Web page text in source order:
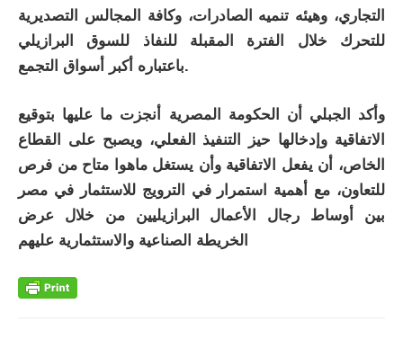
التجاري، وهيئه تنميه الصادرات، وكافة المجالس التصديرية
للتحرك خلال الفترة المقبلة للنفاذ للسوق البرازيلي
باعتباره أكبر أسواق التجمع.
وأكد الجبلي أن الحكومة المصرية أنجزت ما عليها بتوقيع
الاتفاقية وإدخالها حيز التنفيذ الفعلي، ويصبح على القطاع
الخاص، أن يفعل الاتفاقية وأن يستغل ماهوا متاح من فرص
للتعاون، مع أهمية استمرار في الترويج للاستثمار في مصر
بين أوساط رجال الأعمال البرازيليين من خلال عرض
الخريطة الصناعية والاستثمارية عليهم